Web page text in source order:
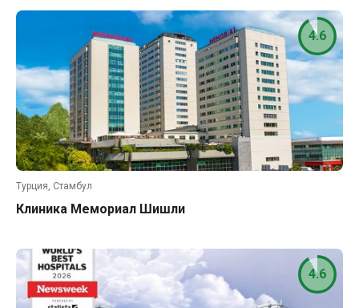
Турция, Стамбул
Клиника Мемориал Шишли
4.6
4.6